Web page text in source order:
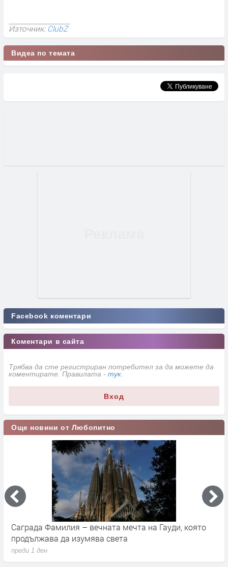
Източник:ClubZ
Видеа по темата
Facebook коментари
Коментари в сайта
Трябва да сте регистриран потребител за да можете да
коментирате. Правилата - тук
Вход
Още новини от Любопитно
Саграда Фамилия – вечната мечта на Гауди, която
продължава да изумява света
преди 1 ден